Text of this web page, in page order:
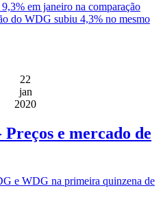
em janeiro na comparação
do WDG subiu 4,3% no mesmo
22
jan
2020
e mercado de
e WDG na primeira quinzena de